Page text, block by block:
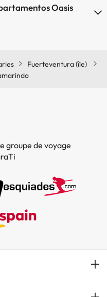
Oasis
Fuerteventura (île)
groupe de voyage